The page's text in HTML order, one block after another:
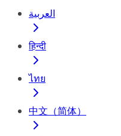
العربية
हिन्दी
ไทย
中文（简体）